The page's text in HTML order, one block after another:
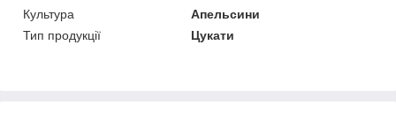
Культура
Апельсини
Тип продукції
Цукати